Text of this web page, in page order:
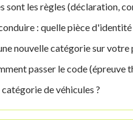
sont les règles (déclaration,
: quelle pièce
nouvelle catégorie sur votre
passer le code (épreuve
de véhicules ?